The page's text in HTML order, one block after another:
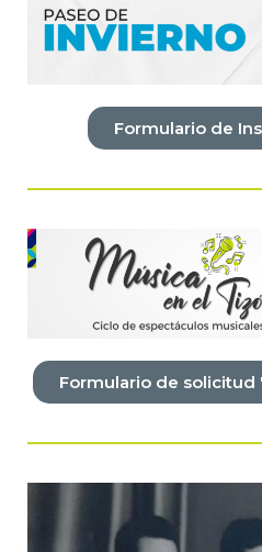
Formulario de
Formulario de solicitud